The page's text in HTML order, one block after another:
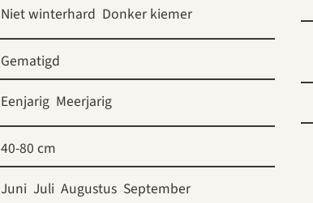
Niet winterhard Donker kiemer
Gematigd
Eenjarig Meerjarig
40-80 cm
Juni Juli Augustus September